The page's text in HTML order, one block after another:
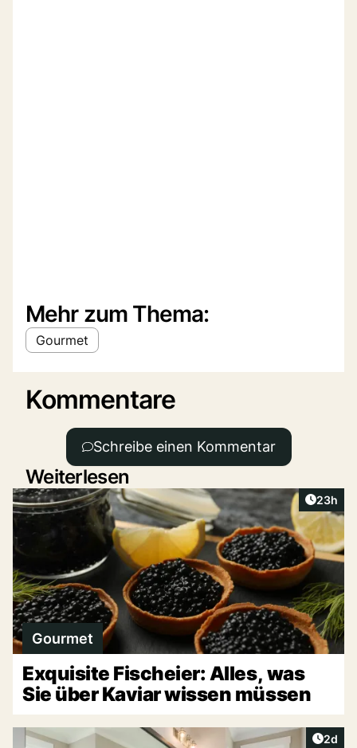
Mehr zum Thema:
Gourmet
Kommentare
Schreibe einen Kommentar
Weiterlesen
Artikel
23h
Gourmet
Exquisite Fischeier: Alles, was
Sie über Kaviar wissen müssen
2d